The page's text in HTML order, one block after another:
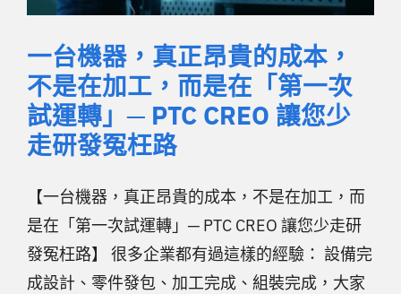
一台機器，真正昂貴的成本，
不是在加工，而是在「第一次
試運轉」─ PTC CREO 讓您少
走研發冤枉路
【一台機器，真正昂貴的成本，不是在加工，而
是在「第一次試運轉」─ PTC CREO 讓您少走研
發冤枉路】 很多企業都有過這樣的經驗： 設備完
成設計、零件發包、加工完成、組裝完成，大家